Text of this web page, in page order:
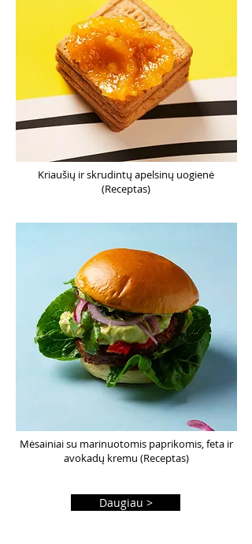
Kriaušių ir skrudintų apelsinų uogienė
(Receptas)
Mėsainiai su marinuotomis paprikomis, feta ir
avokadų kremu (Receptas)
Daugiau >